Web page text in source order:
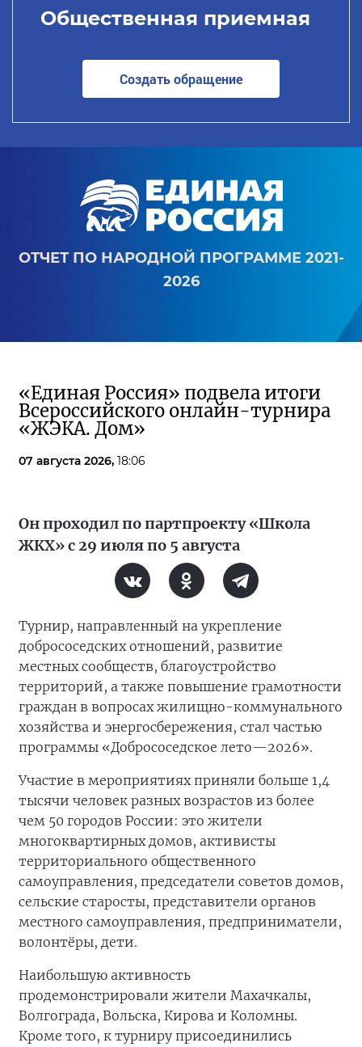
Общественная приемная
Создать обращение
ОТЧЕТ ПО НАРОДНОЙ ПРОГРАММЕ 2021-
2026
«Единая Россия» подвела итоги
Всероссийского онлайн-турнира
«ЖЭКА. Дом»
07 августа 2026, 18:06
Он проходил по партпроекту «Школа
ЖКХ» с 29 июля по 5 августа
Турнир, направленный на укрепление
добрососедских отношений, развитие
местных сообществ, благоустройство
территорий, а также повышение грамотности
граждан в вопросах жилищно-коммунального
хозяйства и энергосбережения, стал частью
программы «Добрососедское лето—2026».
Участие в мероприятиях приняли больше 1,4
тысячи человек разных возрастов из более
чем 50 городов России: это жители
многоквартирных домов, активисты
территориального общественного
самоуправления, председатели советов домов,
сельские старосты, представители органов
местного самоуправления, предприниматели,
волонтёры, дети.
Наибольшую активность
продемонстрировали жители Махачкалы,
Волгограда, Вольска, Кирова и Коломны.
Кроме того, к турниру присоединились